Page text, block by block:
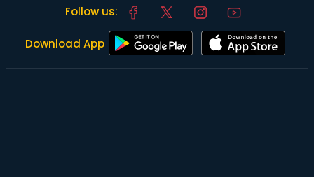
Follow us:
Download App